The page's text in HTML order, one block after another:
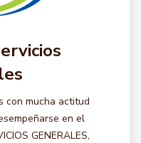
con mucha actitud
en el
GENERALES,